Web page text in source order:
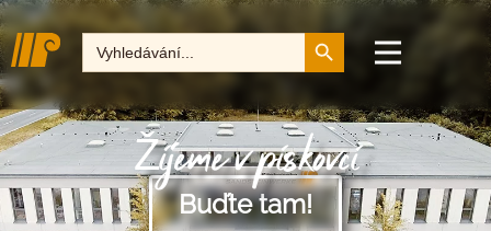
Hledat: Tlačítko pro
Žijeme v pískovci
Buďte tam!